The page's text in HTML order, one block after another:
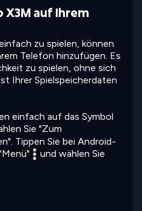
X3M auf Ihrem
zu spielen, können
Telefon hinzufügen. Es
zu spielen, ohne sich
Ihrer Spielspeicherdaten
einfach auf das Symbol
Sie "Zum
Tippen Sie bei Android-
und wählen Sie